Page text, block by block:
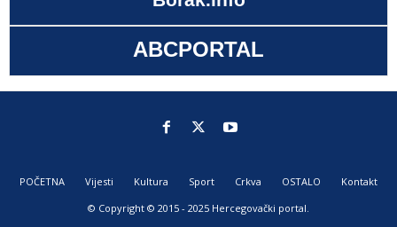
ABCPORTAL
POČETNA Vijesti Kultura Sport Crkva OSTALO
Kontakt
© Copyright © 2015 - 2025 Hercegovački portal.